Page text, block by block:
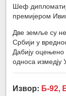
Шеф
премијером
Две земље су
Србији у
Дабију
односа измедју
Извор: Б-92,